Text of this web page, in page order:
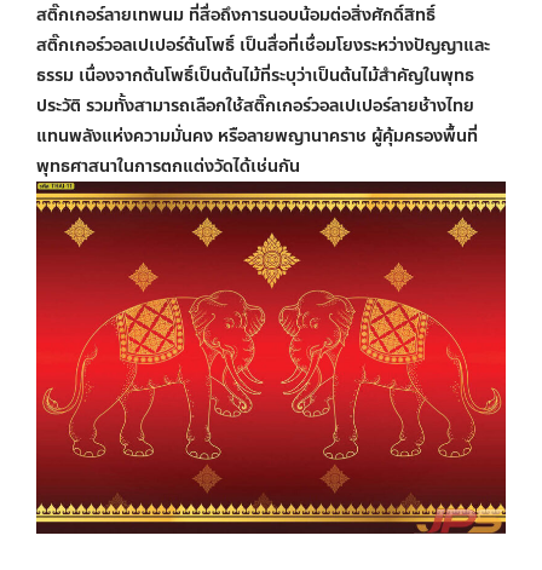
สติ๊กเกอร์ลายเทพนม ที่สื่อถึงการนอบน้อมต่อสิ่งศักดิ์สิทธิ์
สติ๊กเกอร์วอลเปเปอร์ต้นโพธิ์ เป็นสื่อที่เชื่อมโยงระหว่างปัญญาและ
ธรรม เนื่องจากต้นโพธิ์เป็นต้นไม้ที่ระบุว่าเป็นต้นไม้สำคัญในพุทธ
ประวัติ รวมทั้งสามารถเลือกใช้สติ๊กเกอร์วอลเปเปอร์ลายช้างไทย
แทนพลังแห่งความมั่นคง หรือลายพญานาคราช ผู้คุ้มครองพื้นที่
พุทธศาสนาในการตกแต่งวัดได้เช่นกัน